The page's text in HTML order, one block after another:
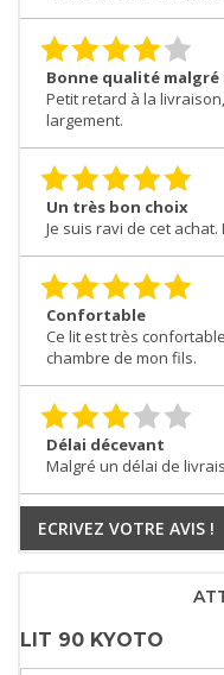
Bonne qualité malgré
Petit retard à la
largement.
Un très bon choix
Je suis ravi de cet
Confortable
Ce lit est très
chambre de mon fils.
Délai décevant
Malgré un délai de
ECRIVEZ VOTRE AVIS !
LIT 90 KYOTO